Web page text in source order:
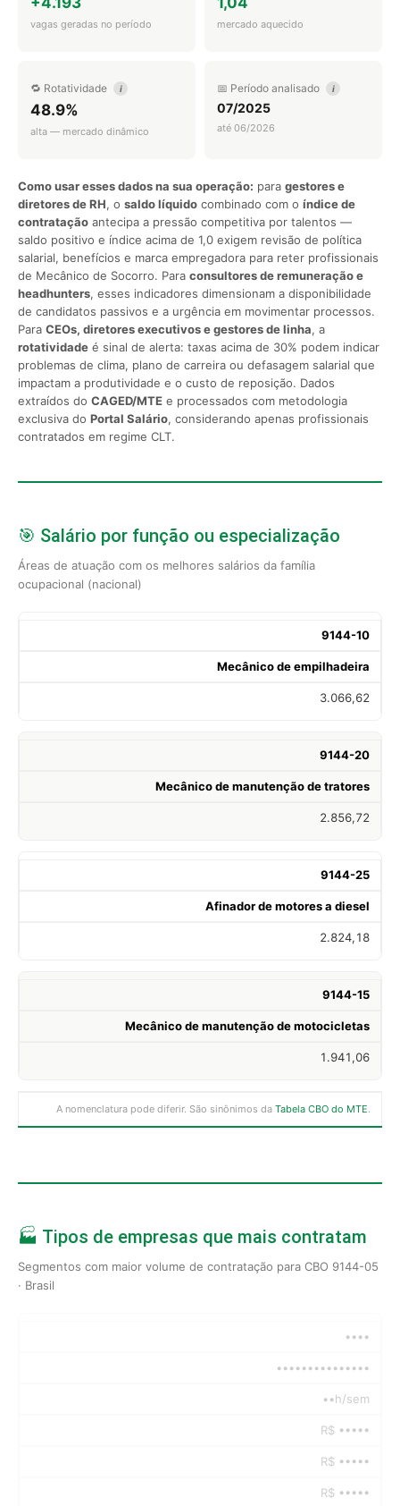
vagas geradas no período mercado aquecido
🔁 Rotatividade i
48.9%
alta — mercado dinâmico
📅 Período analisado i
07/2025
até 06/2026
Como usar esses dados na sua operação: para gestores e
diretores de RH, o saldo líquido combinado com o índice de
contratação antecipa a pressão competitiva por talentos —
saldo positivo e índice acima de 1,0 exigem revisão de política
salarial, benefícios e marca empregadora para reter profissionais
de Mecânico de Socorro. Para consultores de remuneração e
headhunters, esses indicadores dimensionam a disponibilidade
de candidatos passivos e a urgência em movimentar processos.
Para CEOs, diretores executivos e gestores de linha, a
rotatividade é sinal de alerta: taxas acima de 30% podem indicar
problemas de clima, plano de carreira ou defasagem salarial que
impactam a produtividade e o custo de reposição. Dados
extraídos do CAGED/MTE e processados com metodologia
exclusiva do Portal Salário, considerando apenas profissionais
contratados em regime CLT.
🎯 Salário por função ou especialização
Áreas de atuação com os melhores salários da família
ocupacional (nacional)
9144-10
Mecânico de empilhadeira
3.066,62
9144-20
Mecânico de manutenção de tratores
2.856,72
9144-25
Afinador de motores a diesel
2.824,18
9144-15
Mecânico de manutenção de motocicletas
1.941,06
A nomenclatura pode diferir. São sinônimos da Tabela CBO do MTE.
🏭 Tipos de empresas que mais contratam
Segmentos com maior volume de contratação para CBO 9144-05
· Brasil
••••
•••••••••••••••
••h/sem
R$ •••••
R$ •••••
R$ •••••